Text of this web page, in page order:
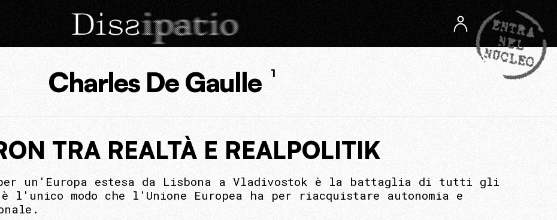
Charles De Gaulle 1
TRA REALTÀ E REALPOLITIK
un'Europa estesa da Lisbona a Vladivostok è la battaglia di tutti gli
l'unico modo che l'Unione Europea ha per riacquistare autonomia e